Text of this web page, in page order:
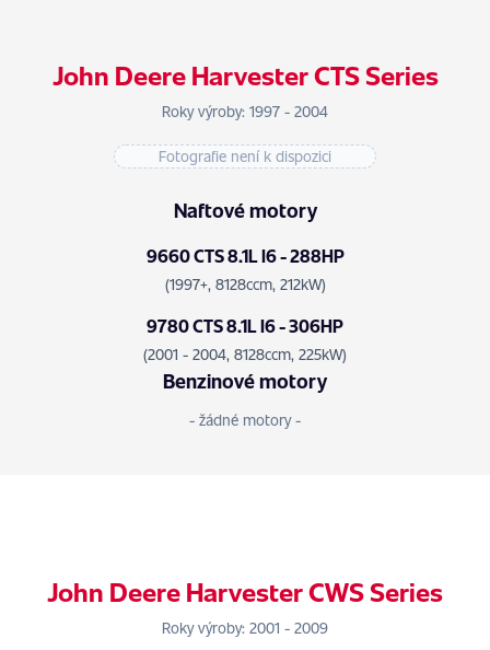
John Deere Harvester CTS Series
Roky výroby: 1997 - 2004
Fotografie není k dispozici
Naftové motory
9660 CTS 8.1L I6 - 288HP
(1997+, 8128ccm, 212kW)
9780 CTS 8.1L I6 - 306HP
(2001 - 2004, 8128ccm, 225kW)
Benzinové motory
- žádné motory -
John Deere Harvester CWS Series
Roky výroby: 2001 - 2009